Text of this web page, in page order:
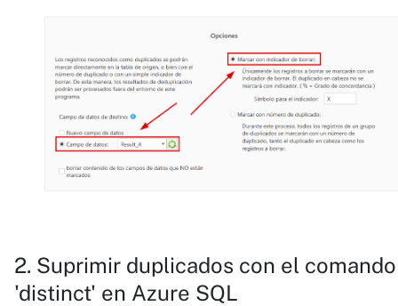
2. Suprimir duplicados con el comando
'distinct' en Azure SQL